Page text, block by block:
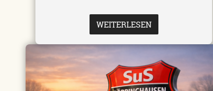
WEITERLESEN